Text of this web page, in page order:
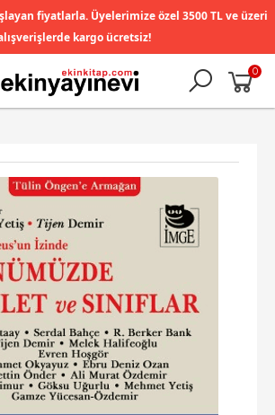
fiyatlarla. Üyelerimize özel 3500 TL ve üzeri
kargo ücretsiz!
0